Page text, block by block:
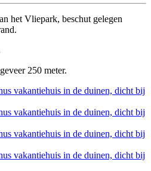
het Vliepark, beschut gelegen
250 meter.